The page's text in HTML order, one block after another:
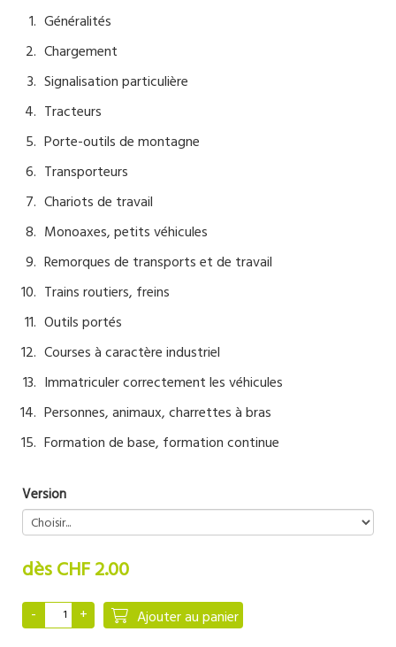
Généralités
Chargement
Signalisation particulière
Tracteurs
Porte-outils de montagne
Transporteurs
Chariots de travail
Monoaxes, petits véhicules
Remorques de transports et de travail
Trains routiers, freins
Outils portés
Courses à caractère industriel
Immatriculer correctement les véhicules
Personnes, animaux, charrettes à bras
Formation de base, formation continue
Version
dès CHF 2.00
Ajouter au panier